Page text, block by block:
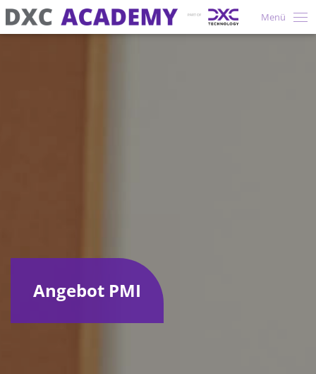
Menü
Angebot PMI